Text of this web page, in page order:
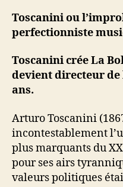
Toscanini ou
perfectionniste
Toscanini crée La
devient directeur de
ans.
Arturo Toscanini
incontestablement
plus marquants du
pour ses airs
valeurs politiques